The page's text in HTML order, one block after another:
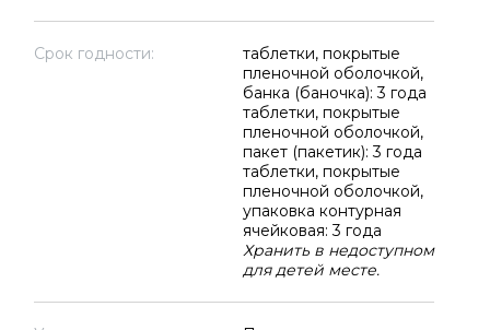
Срок годности:
таблетки, покрытые
пленочной оболочкой,
банка (баночка): 3 года
таблетки, покрытые
пленочной оболочкой,
пакет (пакетик): 3 года
таблетки, покрытые
пленочной оболочкой,
упаковка контурная
ячейковая: 3 года
Хранить в недоступном
для детей месте.